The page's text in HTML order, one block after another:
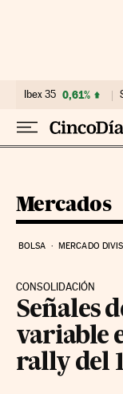
Ibex 35 0,61%
Mercados
BOLSA MERCADO
CONSOLIDACIÓN
Señales
variable
rally del